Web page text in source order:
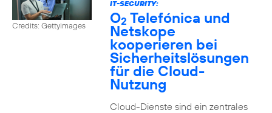
Credits: Gettyimages
IT-SECURITY:
O2 Telefónica und
Netskope
kooperieren bei
Sicherheitslösungen
für die Cloud-
Nutzung
Cloud-Dienste sind ein zentrales